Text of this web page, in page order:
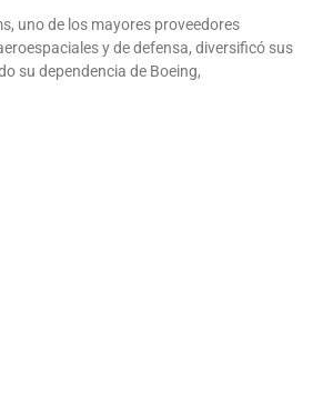
uno de los mayores proveedores
y de defensa, diversificó sus
su dependencia de Boeing,